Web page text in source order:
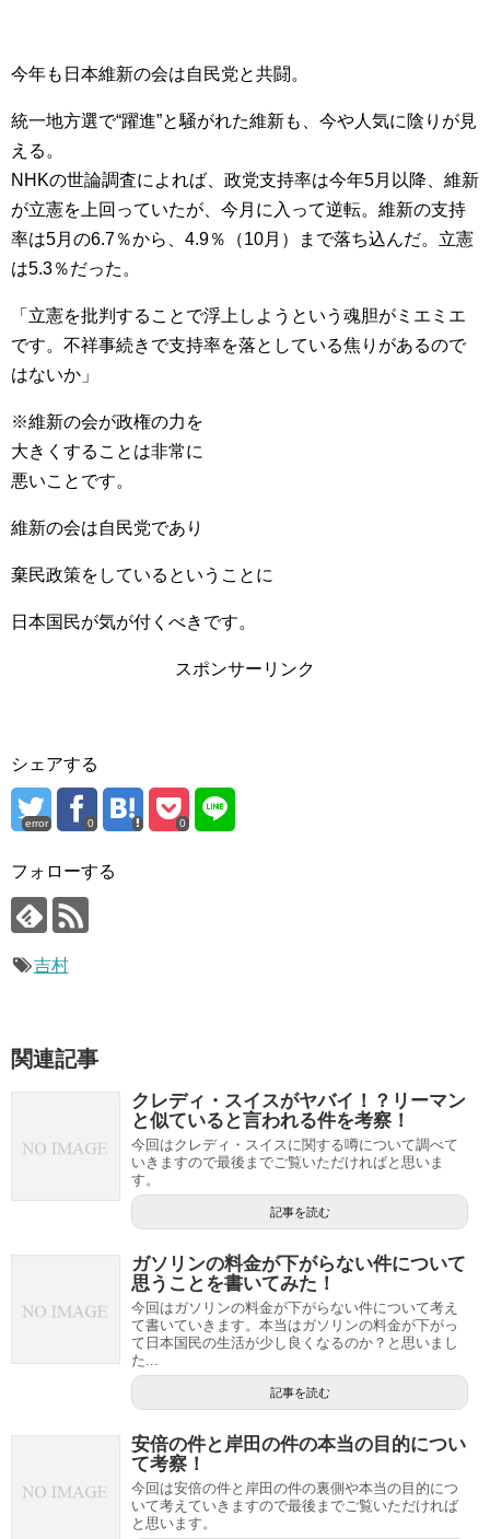
今年も日本維新の会は自民党と共闘。
統一地方選で“躍進”と騒がれた維新も、今や人気に陰りが見
える。
NHKの世論調査によれば、政党支持率は今年5月以降、維新
が立憲を上回っていたが、今月に入って逆転。維新の支持
率は5月の6.7％から、4.9％（10月）まで落ち込んだ。立憲
は5.3％だった。
「立憲を批判することで浮上しようという魂胆がミエミエ
です。不祥事続きで支持率を落としている焦りがあるので
はないか」
※維新の会が政権の力を
大きくすることは非常に
悪いことです。
維新の会は自民党であり
棄民政策をしているということに
日本国民が気が付くべきです。
スポンサーリンク
シェアする
error 0 0
フォローする
吉村
関連記事
クレディ・スイスがヤバイ！？リーマン
と似ていると言われる件を考察！
今回はクレディ・スイスに関する噂について調べて
いきますので最後までご覧いただければと思いま
す。
記事を読む
ガソリンの料金が下がらない件について
思うことを書いてみた！
今回はガソリンの料金が下がらない件について考え
て書いていきます。本当はガソリンの料金が下がっ
て日本国民の生活が少し良くなるのか？と思いまし
た...
記事を読む
安倍の件と岸田の件の本当の目的につい
て考察！
今回は安倍の件と岸田の件の裏側や本当の目的につ
いて考えていきますので最後までご覧いただければ
と思います。